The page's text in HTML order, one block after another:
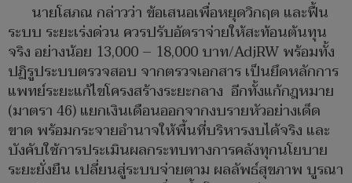
นายโสภณ กล่าวว่า ข้อเสนอเพื่อหยุดวิกฤต และฟื้น
ระบบ ระยะเร่งด่วน ควรปรับอัตราจ่ายให้สะท้อนต้นทุน
จริง อย่างน้อย 13,000 – 18,000 บาท/AdjRW พร้อมทั้ง
ปฏิรูประบบตรวจสอบ จากตรวจเอกสาร เป็นยึดหลักการ
แพทย์ระยะแก้ไขโครงสร้างระยะกลาง อีกทั้งแก้กฎหมาย
(มาตรา 46) แยกเงินเดือนออกจากงบรายหัวอย่างเด็ด
ขาด พร้อมกระจายอำนาจให้พื้นที่บริหารงบได้จริง และ
บังคับใช้การประเมินผลกระทบทางการคลังทุกนโยบาย
ระยะยั่งยืน เปลี่ยนสู่ระบบจ่ายตาม ผลลัพธ์สุขภาพ บูรณา